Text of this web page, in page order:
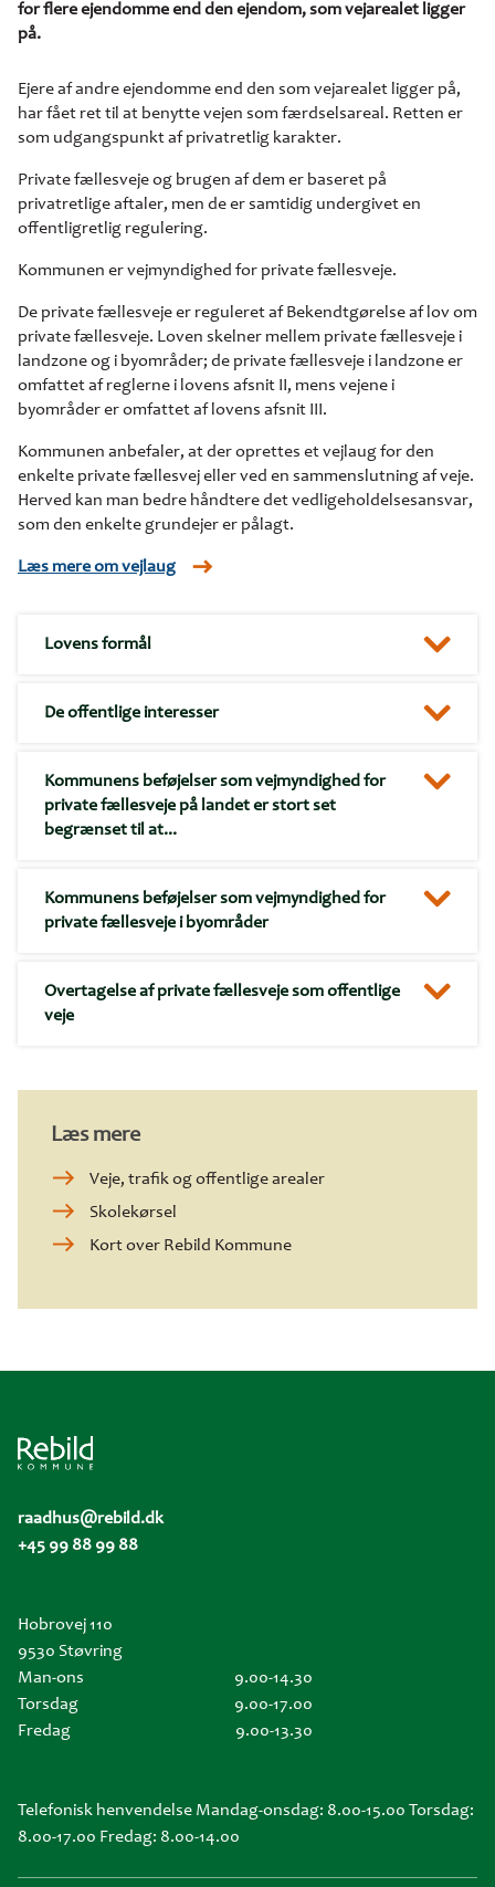
for flere ejendomme end den ejendom, som vejarealet ligger
på.
Ejere af andre ejendomme end den som vejarealet ligger på,
har fået ret til at benytte vejen som færdselsareal. Retten er
som udgangspunkt af privatretlig karakter.
Private fællesveje og brugen af dem er baseret på
privatretlige aftaler, men de er samtidig undergivet en
offentligretlig regulering.
Kommunen er vejmyndighed for private fællesveje.
De private fællesveje er reguleret af Bekendtgørelse af lov om
private fællesveje. Loven skelner mellem private fællesveje i
landzone og i byområder; de private fællesveje i landzone er
omfattet af reglerne i lovens afsnit II, mens vejene i
byområder er omfattet af lovens afsnit III.
Kommunen anbefaler, at der oprettes et vejlaug for den
enkelte private fællesvej eller ved en sammenslutning af veje.
Herved kan man bedre håndtere det vedligeholdelsesansvar,
som den enkelte grundejer er pålagt.
Læs mere om vejlaug
Lovens formål
De offentlige interesser
Kommunens beføjelser som vejmyndighed for
private fællesveje på landet er stort set
begrænset til at...
Kommunens beføjelser som vejmyndighed for
private fællesveje i byområder
Overtagelse af private fællesveje som offentlige
veje
Læs mere
Veje, trafik og offentlige arealer
Skolekørsel
Kort over Rebild Kommune
raadhus@rebild.dk
+45 99 88 99 88
Hobrovej 110
9530 Støvring
Man-ons
9.00-14.30
Torsdag
9.00-17.00
Fredag
9.00-13.30
Telefonisk henvendelse Mandag-onsdag: 8.00-15.00 Torsdag:
8.00-17.00 Fredag: 8.00-14.00